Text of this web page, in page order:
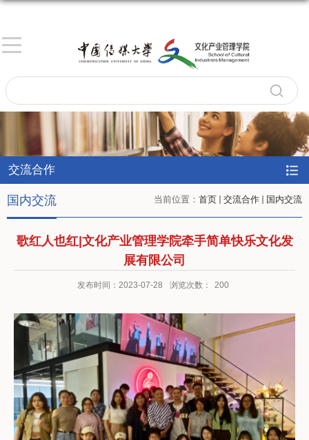
交流合作
当前位置： 首页 交流合作 国内交流
国内交流
歌红人也红|文化产业管理学院牵手简单快乐文化发
展有限公司
发布时间：2023-07-28 浏览次数： 200